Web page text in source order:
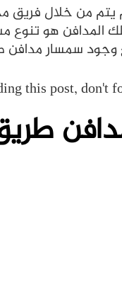
يتم من خلال
المدافن هو تنوع
وجود سمسار مدافن
this post, don't